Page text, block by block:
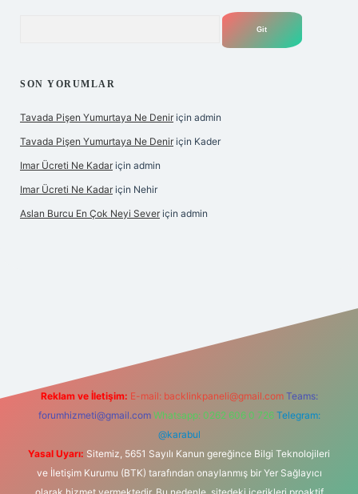
SON YORUMLAR
Tavada Pişen Yumurtaya Ne Denir için admin
Tavada Pişen Yumurtaya Ne Denir için Kader
Imar Ücreti Ne Kadar için admin
Imar Ücreti Ne Kadar için Nehir
Aslan Burcu En Çok Neyi Sever için admin
elexbetgiris.org
Reklam ve İletişim: E-mail: backlinkpaneli@gmail.com Teams:
forumhizmeti@gmail.com Whatsapp: 0262 606 0 726 Telegram:
@karabul
Yasal Uyarı: Sitemiz, 5651 Sayılı Kanun gereğince Bilgi Teknolojileri
ve İletişim Kurumu (BTK) tarafından onaylanmış bir Yer Sağlayıcı